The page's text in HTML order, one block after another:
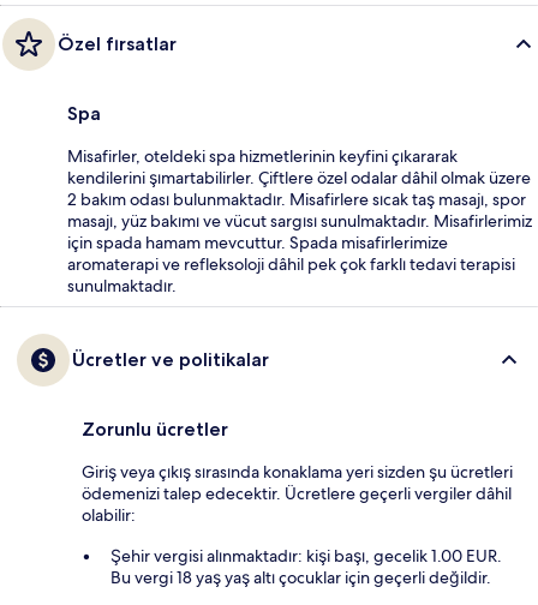
Özel fırsatlar
Spa
Misafirler, oteldeki spa hizmetlerinin keyfini çıkararak
kendilerini şımartabilirler. Çiftlere özel odalar dâhil olmak üzere
2 bakım odası bulunmaktadır. Misafirlere sıcak taş masajı, spor
masajı, yüz bakımı ve vücut sargısı sunulmaktadır. Misafirlerimiz
için spada hamam mevcuttur. Spada misafirlerimize
aromaterapi ve refleksoloji dâhil pek çok farklı tedavi terapisi
sunulmaktadır.
Ücretler ve politikalar
Zorunlu ücretler
Giriş veya çıkış sırasında konaklama yeri sizden şu ücretleri
ödemenizi talep edecektir. Ücretlere geçerli vergiler dâhil
olabilir:
Şehir vergisi alınmaktadır: kişi başı, gecelik 1.00 EUR.
Bu vergi 18 yaş yaş altı çocuklar için geçerli değildir.